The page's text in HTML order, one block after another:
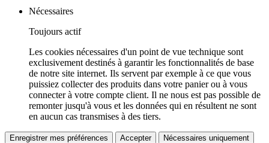
Nécessaires
Toujours actif
Les cookies nécessaires d'un point de vue technique sont
exclusivement destinés à garantir les fonctionnalités de base
de notre site internet. Ils servent par exemple à ce que vous
puissiez collecter des produits dans votre panier ou à vous
connecter à votre compte client. Il ne nous est pas possible de
remonter jusqu'à vous et les données qui en résultent ne sont
en aucun cas transmises à des tiers.
Enregistrer mes préférences Accepter Nécessaires uniquement